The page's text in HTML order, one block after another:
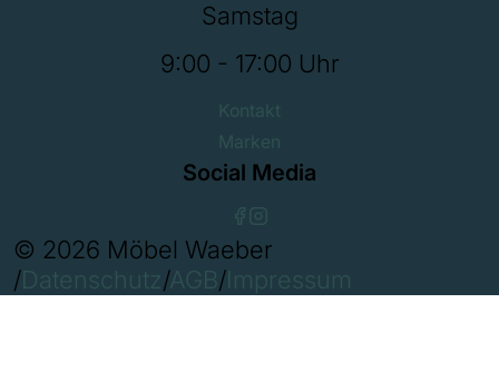
Samstag
9:00 - 17:00 Uhr
Kontakt
Marken
Social Media
© 2026 Möbel Waeber
/Datenschutz/AGB/Impressum